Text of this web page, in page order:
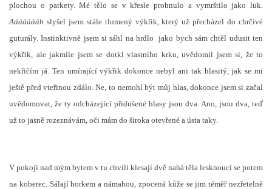
plochou o parkety. Mé tělo se v křesle prohnulo a vymrštilo jako luk.
Aááááááh slyšel jsem stále tlumený výkřik, který už přecházel do chrčivé
guturály. Instinktivně jsem si sáhl na hrdlo
jako bych sám chtěl udusit ten
výkřik, ale jakmile jsem se dotkl vlastního krku, uvědomil jsem si, že to
nekřičím já. Ten umírající výkřik dokonce nebyl ani tak hlasitý, jak se mi
ještě před vteřinou zdálo. Ne, to nemohl být můj hlas, dokonce jsem si začal
uvědomovat, že ty odcházející přidušené hlasy jsou dva. Ano, jsou dva, teď
už to jasně rozeznávám, oči mám do široka otevřené a ústa taky.
V pokoji nad mým bytem v tu chvíli klesají dvě nahá těla lesknoucí se potem
na koberec. Sálají horkem a námahou, zpocená kůže se jim téměř nezřetelně